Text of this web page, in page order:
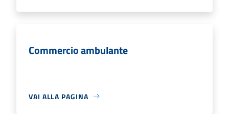
Commercio ambulante
VAI ALLA PAGINA